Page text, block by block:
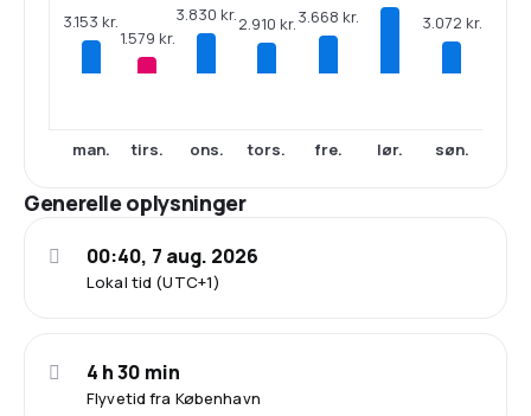
3.153 kr.
man.
1.579 kr.
tirs.
3.830 kr.
ons.
2.910 kr.
tors.
3.668 kr.
fre. lør.
3.072 kr.
søn.
Generelle oplysninger
Lokal tid (UTC+1)
00:40, 7 aug. 2026
Flyvetid fra København
4 h 30 min